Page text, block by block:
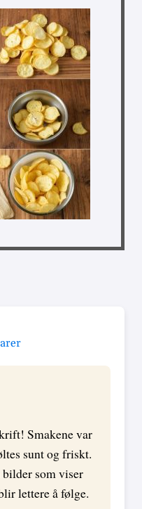
Smakene var
sunt og friskt.
som viser
lettere å følge.